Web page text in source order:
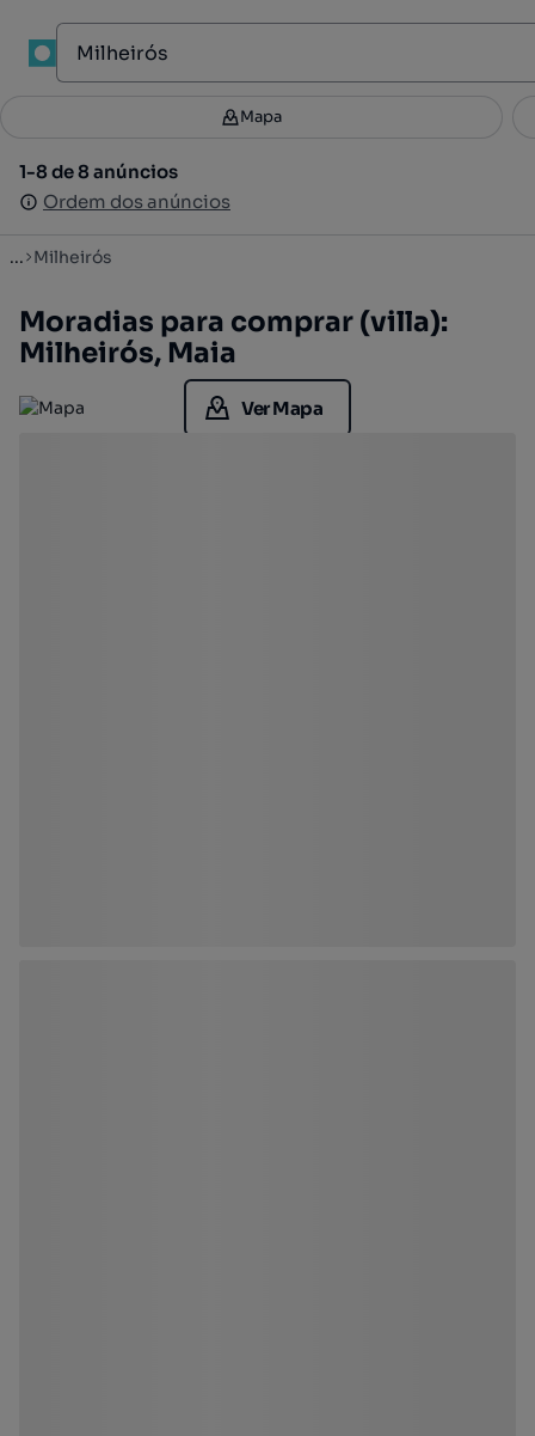
Filtros 3
1-8 de 8 anúncios
Ordem dos anúncios
Mapa
1-8 de 8 anúncios
Ordem dos anúncios
... Milheirós
Moradias para comprar (villa):
Milheirós, Maia
Ver Mapa